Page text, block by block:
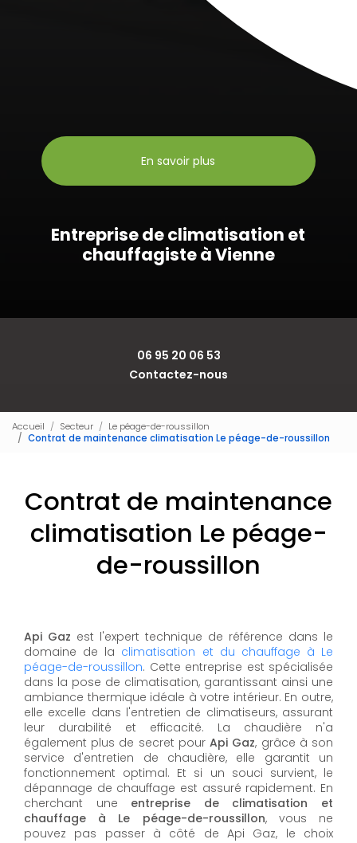
En savoir plus
Entreprise de climatisation et
chauffagiste à Vienne
06 95 20 06 53
Contactez-nous
Accueil Secteur
Le péage-de-roussillon
Contrat de maintenance climatisation Le péage-de-roussillon
Contrat de maintenance
climatisation Le péage-
de-roussillon
Api Gaz est l'expert technique de référence dans le
domaine de la climatisation et du chauffage à Le
péage-de-roussillon. Cette entreprise est spécialisée
dans la pose de climatisation, garantissant ainsi une
ambiance thermique idéale à votre intérieur. En outre,
elle excelle dans l'entretien de climatiseurs, assurant
leur durabilité et efficacité. La chaudière n'a
également plus de secret pourApi Gaz, grâce à son
service d'entretien de chaudière, elle garantit un
fonctionnement optimal. Et si un souci survient, le
dépannage de chauffage est assuré rapidement. En
cherchant une entreprise de climatisation et
chauffage à Le péage-de-roussillon, vous ne
pouvez pas passer à côté de Api Gaz, le choix